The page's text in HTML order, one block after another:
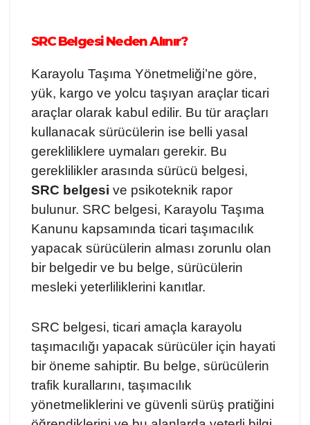
SRC Belgesi Neden Alınır?
Karayolu Taşıma Yönetmeliği’ne göre,
yük, kargo ve yolcu taşıyan araçlar ticari
araçlar olarak kabul edilir. Bu tür araçları
kullanacak sürücülerin ise belli yasal
gerekliliklere uymaları gerekir. Bu
gereklilikler arasında sürücü belgesi,
SRC belgesi ve psikoteknik rapor
bulunur. SRC belgesi, Karayolu Taşıma
Kanunu kapsamında ticari taşımacılık
yapacak sürücülerin alması zorunlu olan
bir belgedir ve bu belge, sürücülerin
mesleki yeterliliklerini kanıtlar.
SRC belgesi, ticari amaçla karayolu
taşımacılığı yapacak sürücüler için hayati
bir öneme sahiptir. Bu belge, sürücülerin
trafik kurallarını, taşımacılık
yönetmeliklerini ve güvenli sürüş pratiğini